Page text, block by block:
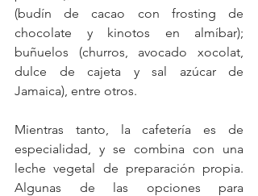
(budín de cacao con frosting de
chocolate y kinotos en almíbar);
buñuelos (churros, avocado xocolat,
dulce de cajeta y sal azúcar de
Jamaica), entre otros.
Mientras tanto, la cafetería es de
especialidad, y se combina con una
leche vegetal de preparación propia.
Algunas de las opciones para